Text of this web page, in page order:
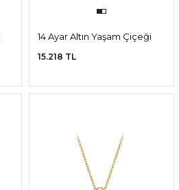
14 Ayar Altın Yaşam Çiçeği
15.218 TL